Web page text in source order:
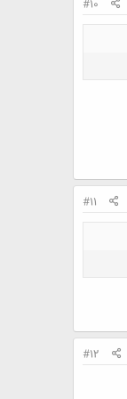
#10
#11
#12